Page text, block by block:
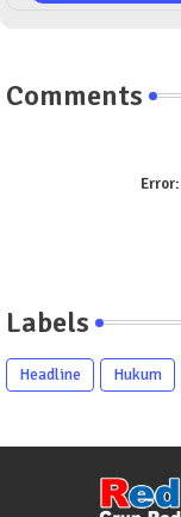
Comments
Error:
Labels
Headline Hukum